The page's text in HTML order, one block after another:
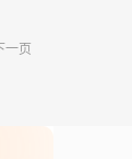
下一页